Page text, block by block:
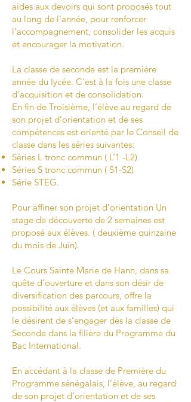
aides aux devoirs qui sont proposés tout
au long de l’année, pour renforcer
l’accompagnement, consolider les acquis
et encourager la motivation.
La classe de seconde est la première
année du lycée. C'est à la fois une classe
d’acquisition et de consolidation.
En fin de Troisième, l’élève au regard de
son projet d’orientation et de ses
compétences est orienté par le Conseil de
classe dans les séries suivantes:
Séries L tronc commun ( L’1 -L2)
Séries S tronc commun ( S1-S2)
Série STEG.
Pour affiner son projet d’orientation Un
stage de découverte de 2 semaines est
proposé aux élèves. ( deuxième quinzaine
du mois de Juin).
Le Cours Sainte Marie de Hann, dans sa
quête d’ouverture et dans son désir de
diversification des parcours, offre la
possibilité aux élèves (et aux familles) qui
le désirent de s’engager dès la classe de
Seconde dans la filière du Programme du
Bac International.
En accédant à la classe de Première du
Programme sénégalais, l’élève, au regard
de son projet d’orientation et de ses